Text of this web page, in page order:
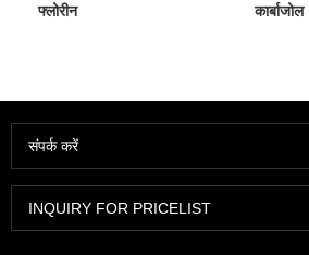
फ्लोरीन कार्बाजोल
संपर्क करें
INQUIRY FOR PRICELIST